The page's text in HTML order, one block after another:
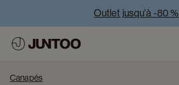
Outlet jusqu'à -80 %
Canapés